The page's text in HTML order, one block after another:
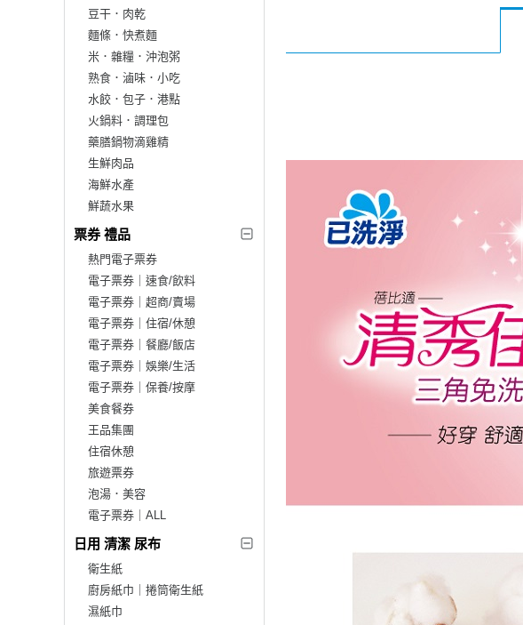
豆干．肉乾
麵條．快煮麵
米．雜糧．沖泡粥
熟食．滷味．小吃
水餃．包子．港點
火鍋料．調理包
藥膳鍋物滴雞精
生鮮肉品
海鮮水產
鮮蔬水果
票券 禮品
熱門電子票券
電子票券｜速食/飲料
電子票券｜超商/賣場
電子票券｜住宿/休憩
電子票券｜餐廳/飯店
電子票券｜娛樂/生活
電子票券｜保養/按摩
美食餐券
王品集團
住宿休憩
旅遊票券
泡湯．美容
電子票券｜ALL
日用 清潔 尿布
衛生紙
廚房紙巾｜捲筒衛生紙
濕紙巾